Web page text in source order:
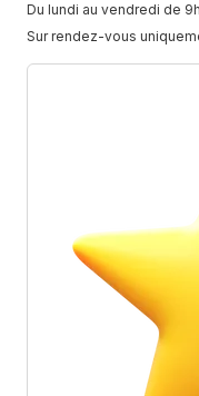
Du lundi au vendredi de
Sur rendez-vous